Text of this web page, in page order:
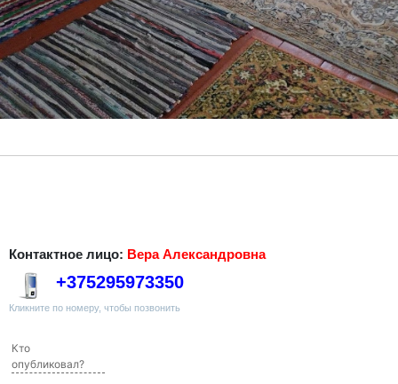
Контактное лицо: Вера Александровна
+375295973350
Кликните по номеру, чтобы позвонить
Кто
опубликовал?